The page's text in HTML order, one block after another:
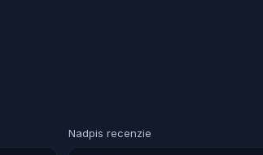
Nadpis recenzie